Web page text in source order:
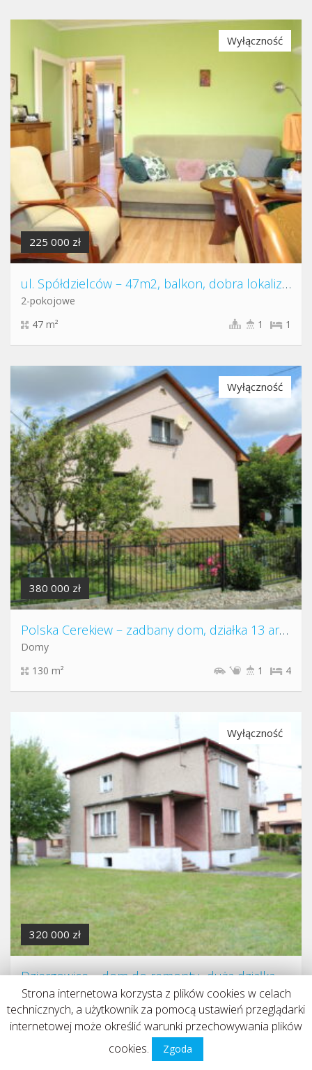
225 000 zł
Wyłączność
ul. Spółdzielców – 47m2, balkon, dobra lokalizacja
2-pokojowe
47 m²
1
1
380 000 zł
Wyłączność
Polska Cerekiew – zadbany dom, działka 13 arów
Domy
130 m²
4
1
320 000 zł
Wyłączność
Dziergowice – dom do remontu, duża działka
Domy
146 m²
4
2
Strona internetowa korzysta z plików cookies w celach
technicznych, a użytkownik za pomocą ustawień przeglądarki
internetowej może określić warunki przechowywania plików
cookies.
Zgoda